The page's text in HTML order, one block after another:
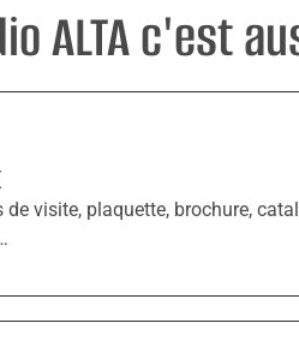
ALTA c'est
de visite, plaquette, brochure,